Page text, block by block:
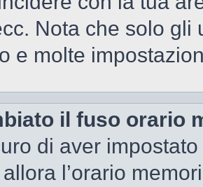
Nota che solo
e molte
il fuso orario
di aver
l’orario